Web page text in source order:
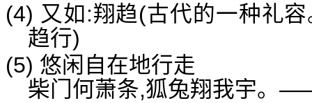
(4) 又如:翔趋(古代的一种礼
趋行)
(5) 悠闲自在地行走
柴门何萧条,狐兔翔我宇。